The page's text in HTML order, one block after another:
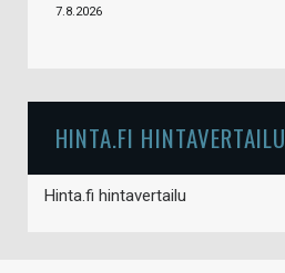
7.8.2026
HINTA.FI HINTAVERTAILU
Hinta.fi hintavertailu